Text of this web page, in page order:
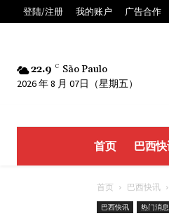
登陆/注册 我的账户 广告合作
22.9 C São Paulo
2026 年 8 月 07日（星期五）
首页 巴西
首页 巴西快讯
巴西快讯 热门消息